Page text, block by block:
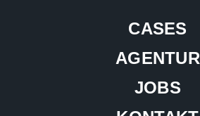
CASES
AGENTUR
JOBS